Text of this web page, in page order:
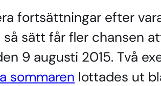
fortsättningar efter
så sätt får fler chansen
9 augusti 2015. Två
sommaren lottades ut